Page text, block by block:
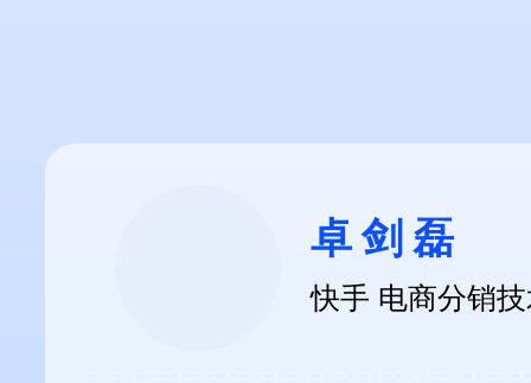
卓剑磊
快手 电商分销